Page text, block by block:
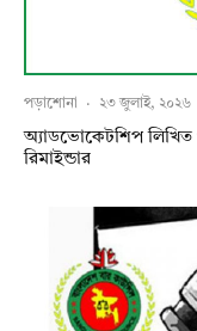
পড়াশোনা · ২৩ জুলাই, ২০২৬
অ্যাডভোকেটশিপ লিখিত
রিমাইন্ডার